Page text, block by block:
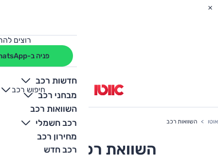
רוצים
פניה ב-WhatsApp
חדשות רכב
מבחני רכב
השוואות רכב
רכב חשמלי
מחירון רכב
רכב חדש
חיפוש רכב
+
-
אוטו השוואות רכב
השוואת רכבים